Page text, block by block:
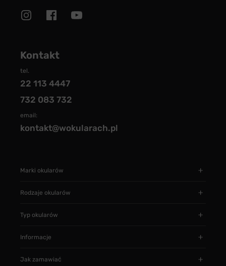
Kontakt
tel.
22 113 4447
732 083 732
email:
kontakt@wokularach.pl
Marki okularów
Rodzaje okularów
Typ okularów
Informacje
Jak zamawiać